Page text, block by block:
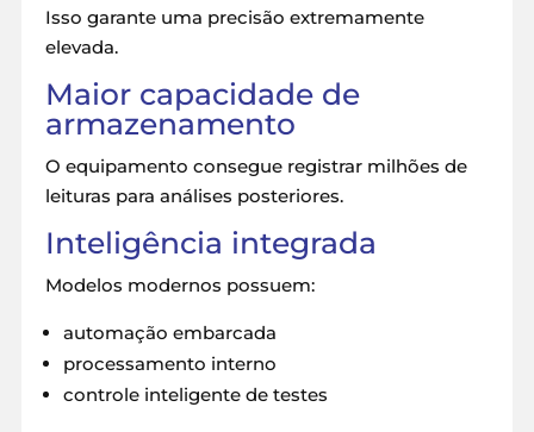
Isso garante uma precisão extremamente
elevada.
Maior capacidade de
armazenamento
O equipamento consegue registrar milhões de
leituras para análises posteriores.
Inteligência integrada
Modelos modernos possuem:
automação embarcada
processamento interno
controle inteligente de testes